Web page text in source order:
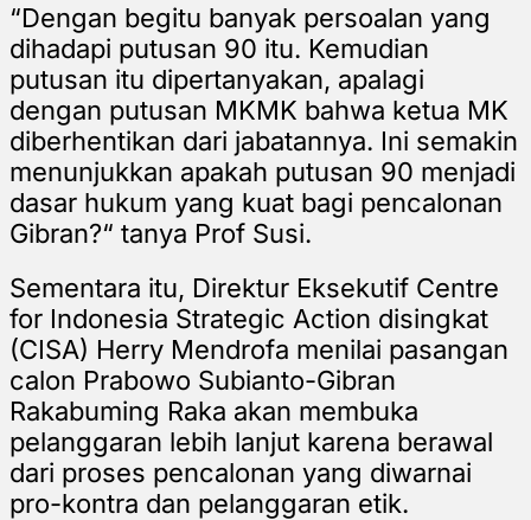
“Dengan begitu banyak persoalan yang
dihadapi putusan 90 itu. Kemudian
putusan itu dipertanyakan, apalagi
dengan putusan MKMK bahwa ketua MK
diberhentikan dari jabatannya. Ini semakin
menunjukkan apakah putusan 90 menjadi
dasar hukum yang kuat bagi pencalonan
Gibran?“ tanya Prof Susi.
Sementara itu, Direktur Eksekutif Centre
for Indonesia Strategic Action disingkat
(CISA) Herry Mendrofa menilai pasangan
calon Prabowo Subianto-Gibran
Rakabuming Raka akan membuka
pelanggaran lebih lanjut karena berawal
dari proses pencalonan yang diwarnai
pro-kontra dan pelanggaran etik.